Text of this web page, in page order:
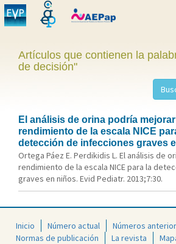
Artículos que contienen la
de decisión"
El análisis de orina podría mejorar
rendimiento de la escala NICE
detección de infecciones graves
Ortega Páez E. Perdikidis L. El análisis de
rendimiento de la escala NICE para la
graves en niños. Evid Pediatr. 2013;7:30.
Inicio Número actual
Números
Normas de publicación
La revista